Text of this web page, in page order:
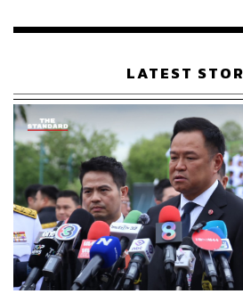
เรือนไทยที่ถูกซุกไว้
LATEST